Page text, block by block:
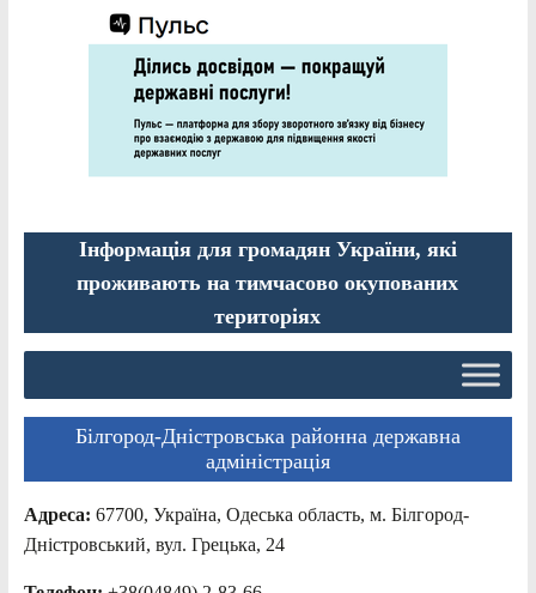
Інформація для громадян України, які
проживають на тимчасово окупованих
територіях
Білгород-Дністровська районна державна
адміністрація
Адреса: 67700, Україна, Одеська область, м. Білгород-
Дністровський, вул. Грецька, 24